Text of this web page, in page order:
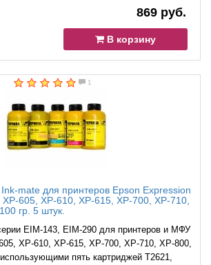
869 руб.
В корзину
1
mate для принтеров Epson Expression
605, XP-610, XP-615, XP-700, XP-710,
гр. 5 штук.
EIM-143, EIM-290 для принтеров и МФУ
XP-610, XP-615, XP-700, XP-710, XP-800,
пять картриджей T2621,